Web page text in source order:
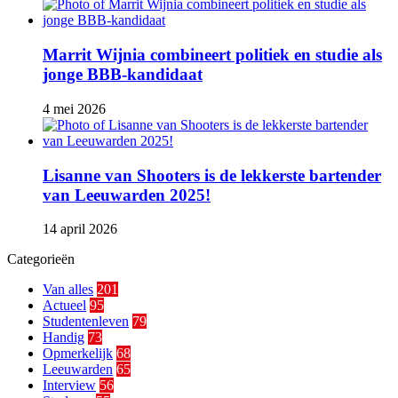
Marrit Wijnia combineert politiek en studie als
jonge BBB‑kandidaat
4 mei 2026
Lisanne van Shooters is de lekkerste bartender
van Leeuwarden 2025!
14 april 2026
Categorieën
Van alles 201
Actueel 95
Studentenleven 79
Handig 73
Opmerkelijk 68
Leeuwarden 65
Interview 56